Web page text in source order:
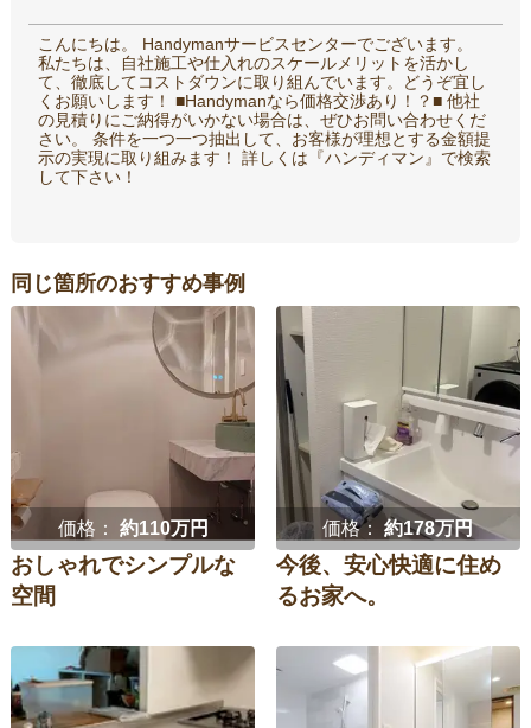
こんにちは。 Handymanサービスセンターでございます。
私たちは、自社施工や仕入れのスケールメリットを活かし
て、徹底してコストダウンに取り組んでいます。どうぞ宜し
くお願いします！ ■Handymanなら価格交渉あり！？■ 他社
の見積りにご納得がいかない場合は、ぜひお問い合わせくだ
さい。 条件を一つ一つ抽出して、お客様が理想とする金額提
示の実現に取り組みます！ 詳しくは『ハンディマン』で検索
して下さい！
同じ箇所のおすすめ事例
価格： 約110万円
おしゃれでシンプルな
空間
価格：約178万円
今後、安心快適に住め
るお家へ。